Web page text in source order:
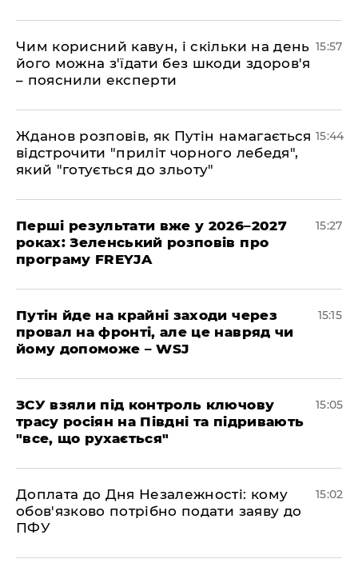
Чим корисний кавун, і скільки на день
його можна з'їдати без шкоди здоров'я
– пояснили експерти
15:57
Жданов розповів, як Путін намагається
відстрочити "приліт чорного лебедя",
який "готується до зльоту"
15:44
Перші результати вже у 2026–2027
роках: Зеленський розповів про
програму FREYJA
15:27
Путін йде на крайні заходи через
провал на фронті, але це навряд чи
йому допоможе – WSJ
15:15
ЗСУ взяли під контроль ключову
трасу росіян на Півдні та підривають
"все, що рухається"
15:05
Доплата до Дня Незалежності: кому
обов'язково потрібно подати заяву до
ПФУ
15:02